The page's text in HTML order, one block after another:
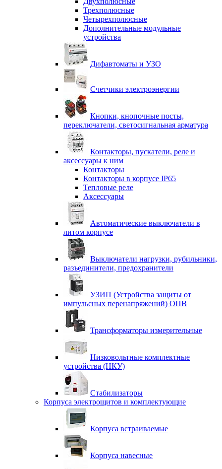
Трехполюсные
Четырехполюсные
Дополнительные модульные
устройства
Дифавтоматы и УЗО
Счетчики электроэнергии
Кнопки, кнопочные посты,
переключатели, светосигнальная арматура
Контакторы, пускатели, реле и
аксессуары к ним
Контакторы
Контакторы в корпусе IP65
Тепловые реле
Аксессуары
Автоматические выключатели в
литом корпусе
Выключатели нагрузки, рубильники,
разъединители, предохранители
УЗИП (Устройства защиты от
импульсных перенапряжений) ОПВ
Трансформаторы измерительные
Низковольтные комплектные
устройства (НКУ)
Стабилизаторы
Корпуса электрощитов и комплектующие
Корпуса встраиваемые
Корпуса навесные